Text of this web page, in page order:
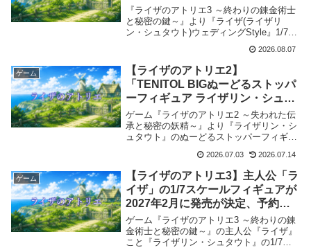
始！最安値・取扱店舗まとめ
【2027年4月発売】
『ライザのアトリエ3 ～終わりの錬金術士
と秘密の鍵～』より『ライザ(ライザリ
ン・シュタウト)ウェディングStyle』1/7フ
売が決定、予約受付を開始しました。当記
事では取扱店舗・最安値など商品情報をま
とめました。
2026.08.07
ゲーム
【ライザのアトリエ2】
「TENITOL BIGぬーどるストッパ
ーフィギュア ライザリン・シュタ
ウト」が予約開始！最安値・取扱
店舗まとめ【2027年3月発売】
ゲーム『ライザのアトリエ2 ～失われた伝
承と秘密の妖精～』より『ライザリン・シ
ュタウト』のぬーどるストッパーフィギュ
予約受付を開始しました。当記事では取扱
店舗・最安値など商品情報をまとめまし
た。
2026.07.03 2026.07.14
ゲーム
【ライザのアトリエ3】主人公「ラ
イザ」の1/7スケールフィギュアが
2027年2月に発売が決定、予約受
付が開始。最安値・取扱ショップ
情報まとめ
ゲーム『ライザのアトリエ3 ～終わりの錬
金術士と秘密の鍵～』の主人公『ライザ』
こと『ライザリン・シュタウト』の1/7ス